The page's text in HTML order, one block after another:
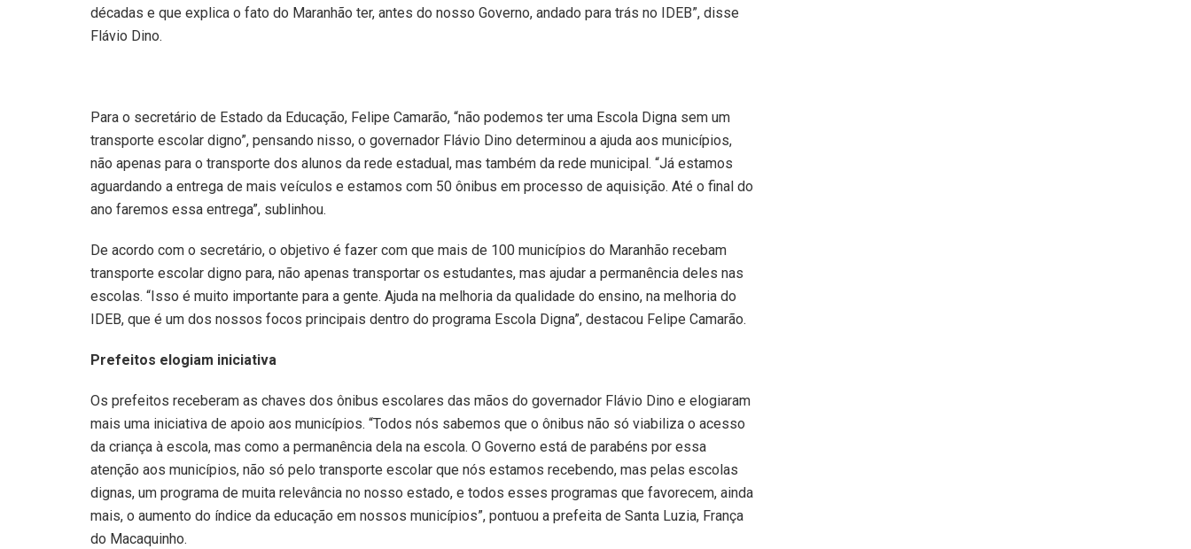
décadas e que explica o fato do Maranhão ter, antes do nosso Governo, andado para trás no IDEB”, disse
Flávio Dino.
Para o secretário de Estado da Educação, Felipe Camarão, “não podemos ter uma Escola Digna sem um
transporte escolar digno”, pensando nisso, o governador Flávio Dino determinou a ajuda aos municípios,
não apenas para o transporte dos alunos da rede estadual, mas também da rede municipal. “Já estamos
aguardando a entrega de mais veículos e estamos com 50 ônibus em processo de aquisição. Até o final do
ano faremos essa entrega”, sublinhou.
De acordo com o secretário, o objetivo é fazer com que mais de 100 municípios do Maranhão recebam
transporte escolar digno para, não apenas transportar os estudantes, mas ajudar a permanência deles nas
escolas. “Isso é muito importante para a gente. Ajuda na melhoria da qualidade do ensino, na melhoria do
IDEB, que é um dos nossos focos principais dentro do programa Escola Digna”, destacou Felipe Camarão.
Prefeitos elogiam iniciativa
Os prefeitos receberam as chaves dos ônibus escolares das mãos do governador Flávio Dino e elogiaram
mais uma iniciativa de apoio aos municípios. “Todos nós sabemos que o ônibus não só viabiliza o acesso
da criança à escola, mas como a permanência dela na escola. O Governo está de parabéns por essa
atenção aos municípios, não só pelo transporte escolar que nós estamos recebendo, mas pelas escolas
dignas, um programa de muita relevância no nosso estado, e todos esses programas que favorecem, ainda
mais, o aumento do índice da educação em nossos municípios”, pontuou a prefeita de Santa Luzia, França
do Macaquinho.